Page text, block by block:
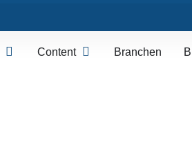
Content Branchen